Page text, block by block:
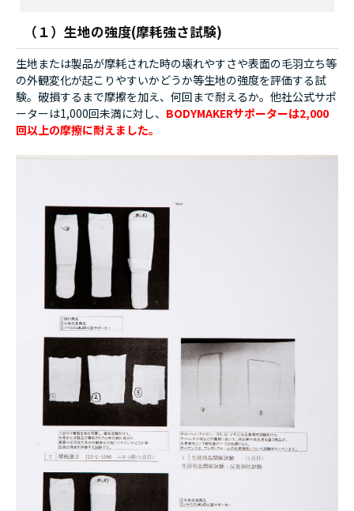
（１）生地の強度(摩耗強さ試験)
生地または製品が摩耗された時の壊れやすさや表面の毛羽立ち等
の外観変化が起こりやすいかどうか等生地の強度を評価する試
験。破損するまで摩擦を加え、何回まで耐えるか。他社公式サポ
ーターは1,000回未満に対し、 BODYMAKERサポーターは2,000
回以上の摩擦に耐えました。